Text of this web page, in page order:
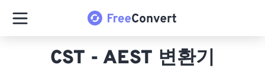
CST - AEST 변환기